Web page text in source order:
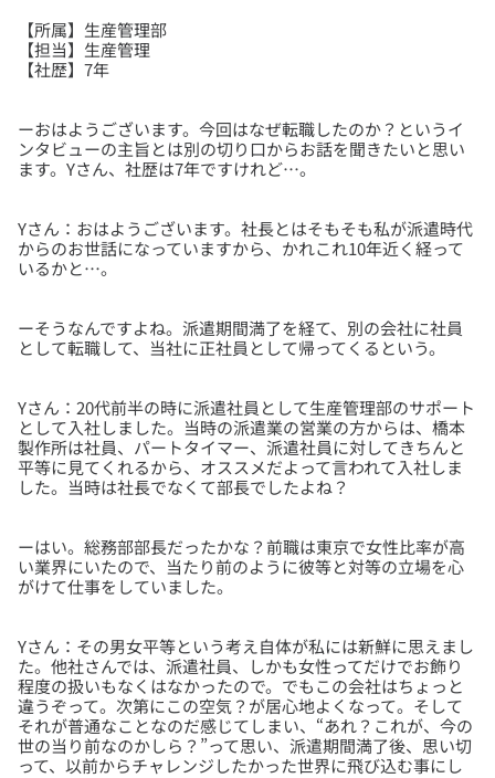
【所属】生産管理部
【担当】生産管理
ーおはようございます。今回はなぜ転職したのか？というイ
ンタビューの主旨とは別の切り口からお話を聞きたいと思い
Yさん：おはようございます。社長とはそもそも私が派遣時代
からのお世話になっていますから、かれこれ10年近く経って
ーそうなんですよね。派遣期間満了を経て、別の会社に社員
Yさん：20代前半の時に派遣社員として生産管理部のサポート
として入社しました。当時の派遣業の営業の方からは、橋本
製作所は社員、パートタイマー、派遣社員に対してきちんと
平等に見てくれるから、オススメだよって言われて入社しま
ーはい。総務部部長だったかな？前職は東京で女性比率が高
い業界にいたので、当たり前のように彼等と対等の立場を心
Yさん：その男女平等という考え自体が私には新鮮に思えまし
た。他社さんでは、派遣社員、しかも女性ってだけでお飾り
程度の扱いもなくはなかったので。でもこの会社はちょっと
違うぞって。次第にこの空気？が居心地よくなって。そして
それが普通なことなのだ感じてしまい、“あれ？これが、今の
世の当り前なのかしら？”って思い、派遣期間満了後、思い切
って、以前からチャレンジしたかった世界に飛び込む事にし